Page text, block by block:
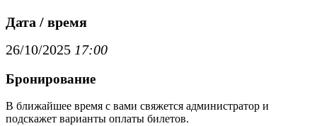
Дата / время
26/10/2025 17:00
Бронирование
В ближайшее время с вами свяжется администратор и
подскажет варианты оплаты билетов.